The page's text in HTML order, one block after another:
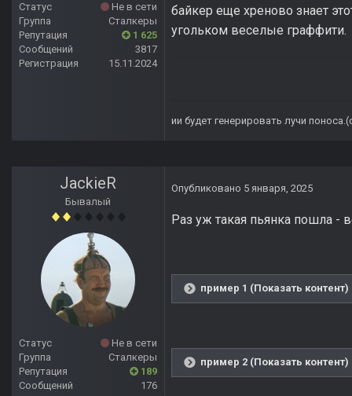
Статус
Не в сети
Группа
Сталкеры
Репутация
1 625
Сообщений
3817
Регистрация
15.11.2024
байкер еще хреново знает
угольком веселые граффити.
ии будет генерировать лучи
JackieR
Бывалый
Статус
Не в сети
Группа
Сталкеры
Репутация
189
Сообщений
176
Опубликовано 5 января, 2025
Раз уж такая пьянка пошла -
пример 1 (Показать контент)
пример 2 (Показать контент)